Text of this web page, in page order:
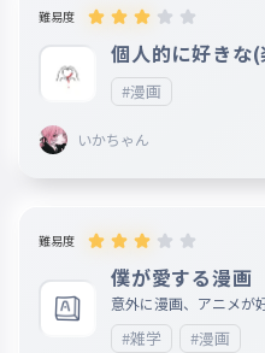
難易度
個人的に好きな
！
#漫画
いかちゃん
難易度
僕が愛する漫画
意外に漫画、アニメ
#雑学 #漫画